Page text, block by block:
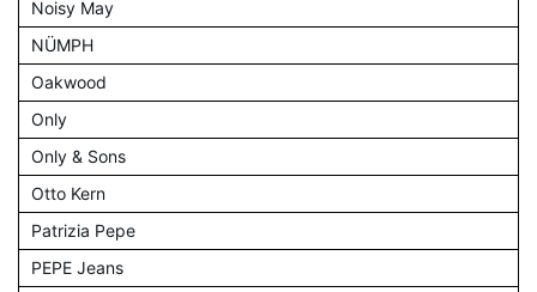
Noisy May
NÜMPH
Oakwood
Only
Only & Sons
Otto Kern
Patrizia Pepe
PEPE Jeans